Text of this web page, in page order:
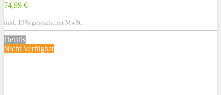
74,99 €
inkl. 19% gesetzlicher MwSt.
Details
Nicht Verfügbar